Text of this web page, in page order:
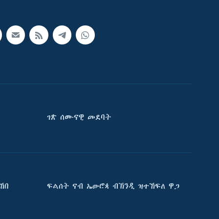
ገጽ ሰሙናዊ መደባት
ፍልሰት ናብ ኤውሮጳ ብኽንዲ ዝተኸፍለ ዋጋ